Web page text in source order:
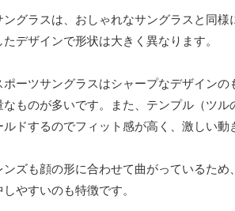
ングラスは、おしゃれなサングラスと同
デザインで形状は大きく異なります。
ポーツサングラスはシャープなデザイン
なものが多いです。また、テンプル（ツ
ドするのでフィット感が高く、激しい動
ンズも顔の形に合わせて曲がっているた
やすいのも特徴です。